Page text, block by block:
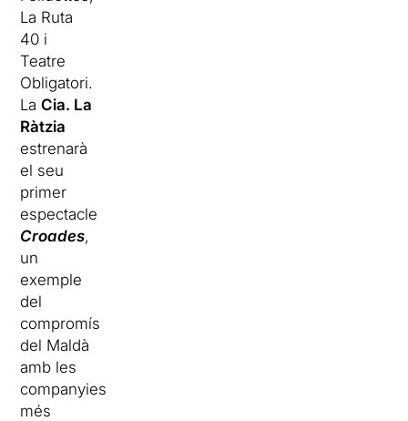
La Ruta
40 i
Teatre
Obligatori.
LaCia. La
Ràtzia
estrenarà
el seu
primer
espectacle
Croades,
un
exemple
del
compromís
del Maldà
amb les
companyies
més